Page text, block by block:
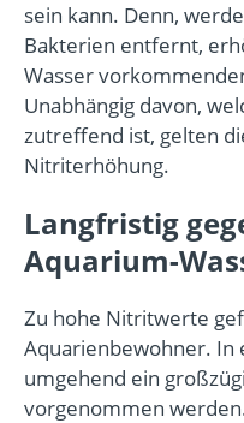
sein kann. Denn,
Bakterien entfernt,
Wasser
Unabhängig davon,
zutreffend ist, gelten
Nitriterhöhung.
Langfristig
Aquarium-
Zu hohe Nitritwerte
Aquarienbewohner. In
umgehend ein
vorgenommen